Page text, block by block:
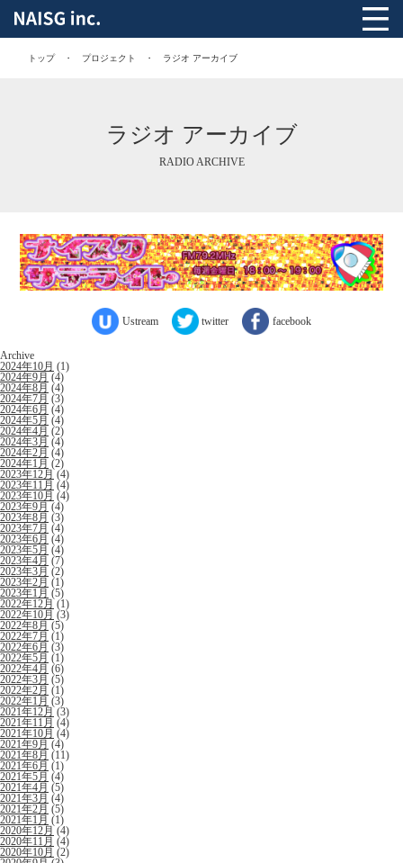
トップ プロジェクト ラジオ アーカイブ
ラジオ アーカイブ
RADIO ARCHIVE
Ustream twitter facebook
Archive
2024年10月 (1)
2024年9月 (4)
2024年8月 (4)
2024年7月 (3)
2024年6月 (4)
2024年5月 (4)
2024年4月 (2)
2024年3月 (4)
2024年2月 (4)
2024年1月 (2)
2023年12月(4)
2023年11月 (4)
2023年10月 (4)
2023年9月 (4)
2023年8月 (3)
2023年7月 (4)
2023年6月 (4)
2023年5月 (4)
2023年4月 (7)
2023年3月 (2)
2023年2月 (1)
2023年1月 (5)
2022年12月(1)
2022年10月 (3)
2022年8月 (5)
2022年7月 (1)
2022年6月 (3)
2022年5月 (1)
2022年4月 (6)
2022年3月 (5)
2022年2月 (1)
2022年1月 (3)
2021年12月(3)
2021年11月 (4)
2021年10月 (4)
2021年9月 (4)
2021年8月 (11)
2021年6月 (1)
2021年5月 (4)
2021年4月 (5)
2021年3月 (4)
2021年2月 (5)
2021年1月 (1)
2020年12月(4)
2020年11月 (4)
2020年10月 (2)